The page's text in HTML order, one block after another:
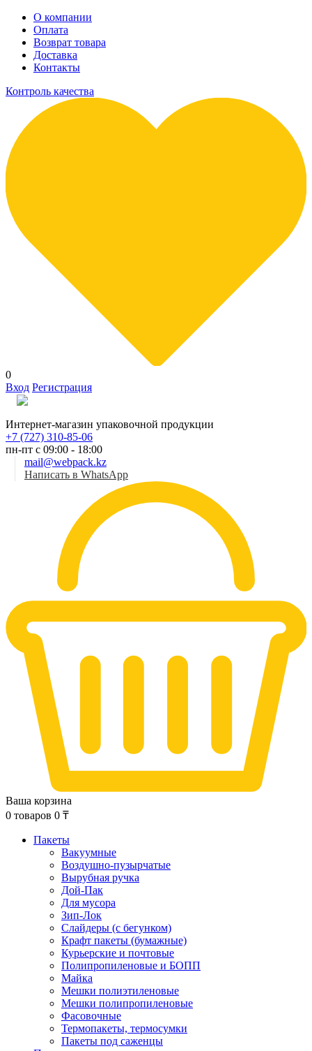
О компании
Оплата
Возврат товара
Доставка
Контакты
Контроль качества
0
Вход Регистрация
Интернет-магазин упаковочной продукции
+7 (727) 310-85-06
пн-пт с 09:00 - 18:00
mail@webpack.kz
Написать в WhatsApp
Ваша корзина
0 товаров 0 ₸
Пакеты
Вакуумные
Воздушно-пузырчатые
Вырубная ручка
Дой-Пак
Для мусора
Зип-Лок
Слайдеры (с бегунком)
Крафт пакеты (бумажные)
Курьерские и почтовые
Полипропиленовые и БОПП
Майка
Мешки полиэтиленовые
Мешки полипропиленовые
Фасовочные
Термопакеты, термосумки
Пакеты под саженцы